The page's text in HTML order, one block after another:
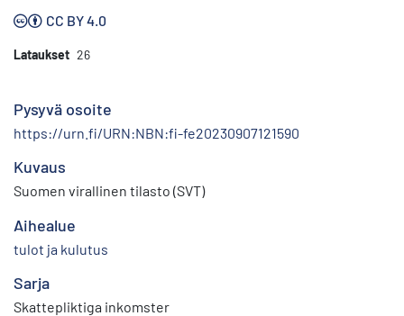
CC BY 4.0
Lataukset 26
Pysyvä osoite
https://urn.fi/URN:NBN:fi-fe20230907121590
Kuvaus
Suomen virallinen tilasto (SVT)
Aihealue
tulot ja kulutus
Sarja
Skattepliktiga inkomster